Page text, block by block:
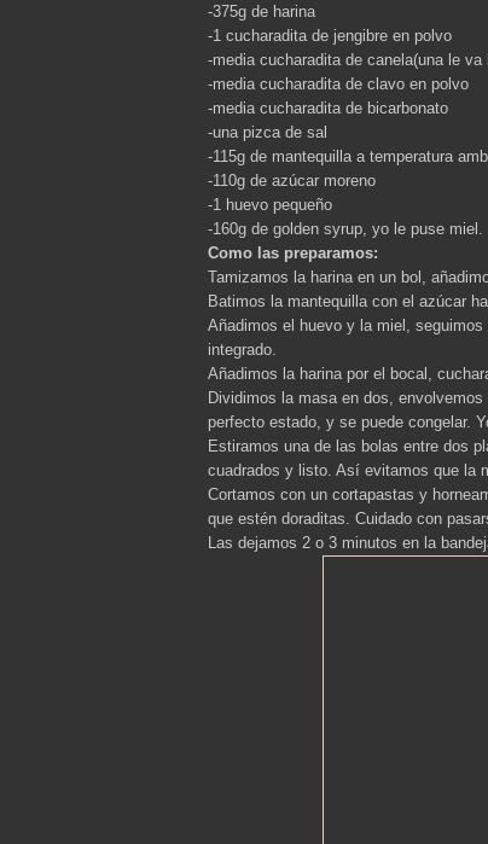
-375g de harina
-1 cucharadita de jengibre en polvo
-media cucharadita de canela(una le
-media cucharadita de clavo en polvo
-media cucharadita de bicarbonato
-una pizca de sal
-115g de mantequilla a temperatura
-110g de azúcar moreno
-1 huevo pequeño
-160g de golden syrup, yo le puse miel.
Como las preparamos:
Tamizamos la harina en un bol,
Batimos la mantequilla con el azúcar
Añadimos el huevo y la miel,
integrado.
Añadimos la harina por el bocal,
Dividimos la masa en dos,
perfecto estado, y se puede congelar.
Estiramos una de las bolas entre dos
cuadrados y listo. Así evitamos que la
Cortamos con un cortapastas y
que estén doraditas. Cuidado con
Las dejamos 2 o 3 minutos en la